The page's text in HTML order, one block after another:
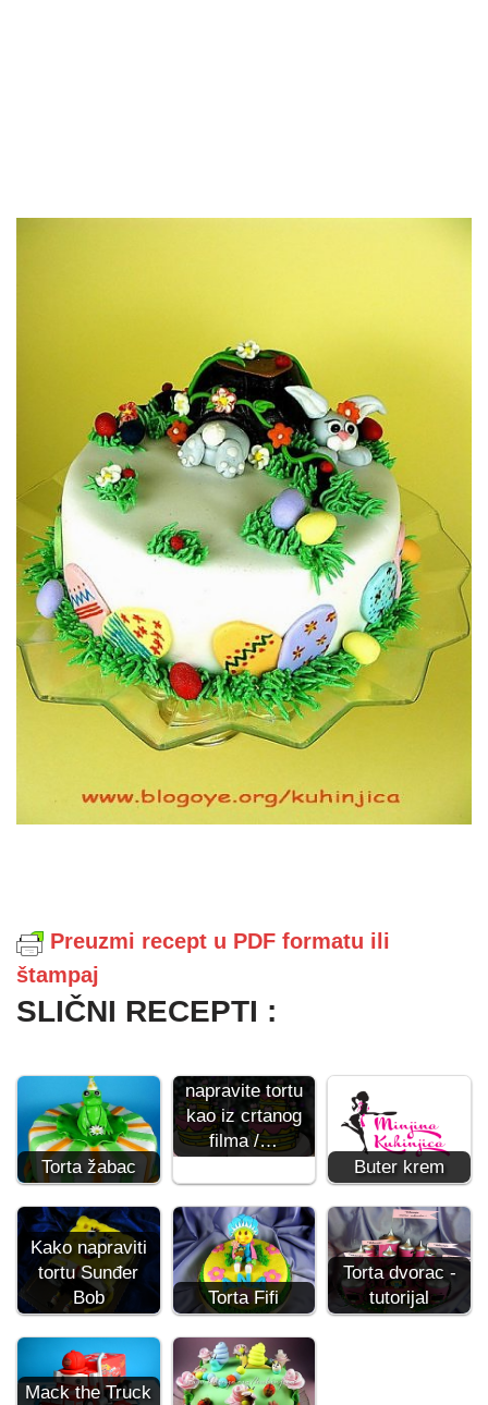
Preuzmi recept u PDF formatu ili
štampaj
SLIČNI RECEPTI :
Torta žabac
napravite tortu
kao iz crtanog
filma /…
Buter krem
Kako napraviti
tortu Sunđer
Bob
Torta Fifi
Torta dvorac -
tutorijal
Mack the Truck